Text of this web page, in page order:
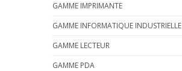
GAMME IMPRIMANTE
GAMME INFORMATIQUE INDUSTRIELLE
GAMME LECTEUR
GAMME PDA